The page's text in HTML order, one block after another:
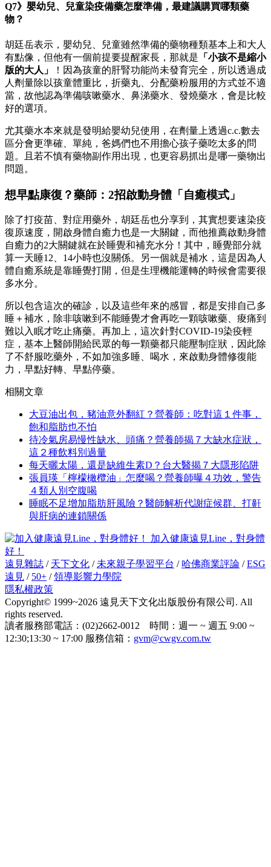
Q7》嬰幼兒、兒童染疫備藥怎麼準備，最建議購買哪類藥
物？
胡廷岳表示，嬰幼兒、兒童雖然準備的藥物種類基本上和大人
有點像，但他有一個前提要提醒家長，那就是 「小孩不是縮小
版的大人」
！因為孩童的肝腎功能尚未發育完全，所以透過成
人劑量除以孩童體重比，折藥丸、分配藥粉服用的方式並不適
當，故他認為準備咳嗽藥水、鼻涕藥水、發燒藥水，會是比較
好的選項。
尤其藥水本來就是發明給嬰幼兒使用，在劑量上透過c.c.數去
區分會更準確、單純，爸媽們也不用擔心孩子藥吃太多的問
題。且若不慎有藥物副作用出現，也更容易抓出是哪一藥物出
問題。
想早點康復？藥師：2招啟動身體「自癒模式」
除了打疫苗、對症用藥外，胡廷岳也分享到，其實想要速染疫
復原速度，開啟身體自癒力也是一大關鍵，而他推薦啟動身體
自癒力的2大關鍵就在於睡覺和補充水分！其中，睡覺部分就
算一天睡12、14小時也沒關係。另一個就是補水，這是因為人
體自癒系統是靠睡覺打開，但是生理機能運轉的時候會需要很
多水分。
所以包含這次的確診，以及這些年來的感冒，都是安排自己多
睡＋補水，除非咳嗽到不能睡覺才會再吃一顆咳嗽藥、痠痛到
難以入眠才吃止痛藥。 再加上，這次針對COVID-19染疫輕
症，基本上醫師開給民眾的每一顆藥都只能壓制症狀，因此除
了不舒服吃藥外，不如加強多睡、喝水，來啟動身體修復能
力，早點好轉、早點停藥。
相關文章
大豆油出包，豬油意外翻紅？營養師：吃對這１件事，
飽和脂肪也不怕
待冷氣房易慢性缺水、頭痛？營養師揭７大缺水症狀，
這２種飲料別過量
每天曬太陽，還是缺維生素D？台大醫揭７大隱形陷阱
張員瑛「檸檬橄欖油」怎麼喝？營養師曝４功效，警告
４類人別空腹喝
睡眠不足增加脂肪肝風險？醫師解析代謝症候群、打鼾
與肝病的連鎖關係
加入健康遠見Line，對身體
好！
遠見雜誌 / 天下文化 /未來親子學習平台 / 哈佛商業評論 /ESG
遠見 / 50+ /領導影響力學院
隱私權政策
Copyright© 1999~2026 遠見天下文化出版股份有限公司. All
rights reserved.
讀者服務部電話：(02)2662-0012 時間：週一 ~ 週五 9:00 ~
12:30;13:30 ~ 17:00 服務信箱： gvm@cwgv.com.tw